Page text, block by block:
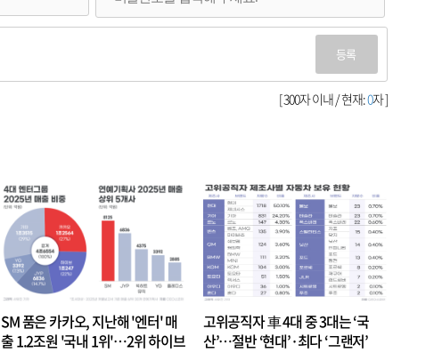
등록
[ 300자 이내 / 현재:0자 ]
SM 품은 카카오, 지난해 '엔터' 매
출 1.2조원 '국내 1위'…2위 하이브
고위공직자 車 4대 중 3대는 ‘국
산’…절반 ‘현대’·최다 ‘그랜저’